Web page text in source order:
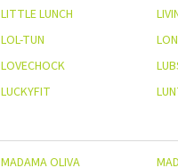
LITTLE LUNCH
LOL-TUN
LOVECHOCK
LUCKYFIT
MADAMA OLIVA